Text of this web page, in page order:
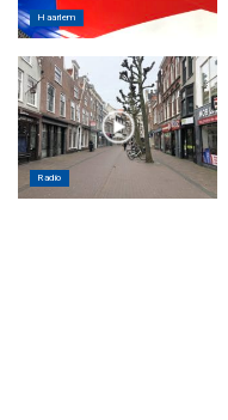
Haarlem
Radio